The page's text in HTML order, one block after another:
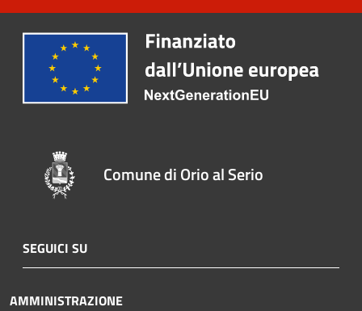
Comune di Orio al Serio
SEGUICI SU
AMMINISTRAZIONE